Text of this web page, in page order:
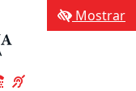
Mostrar